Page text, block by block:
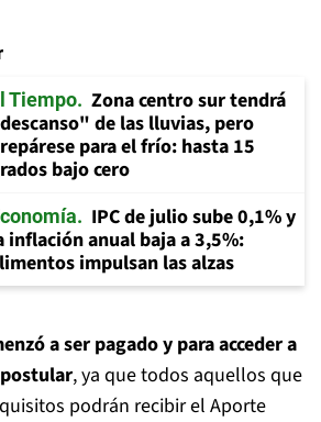
Tiempo
Zona centro sur tendrá
de las lluvias, pero
para el frío: hasta 15
bajo cero
IPC de julio sube 0,1% y
inflación anual baja a 3,5%:
impulsan las alzas
a ser pagado y para acceder a
, ya que todos aquellos que
podrán recibir el Aporte